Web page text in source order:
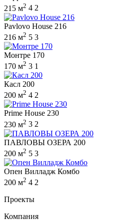
215 м2 4 2
Pavlovo House 216
216 м2 5 3
Монтре 170
170 м2 3 1
Касл 200
200 м2 4 2
Prime House 230
230 м2 3 2
ПАВЛОВЫ ОЗЕРА 200
200 м2 5 3
Опен Вилладж Комбо
200 м2 4 2
Проекты
Компания